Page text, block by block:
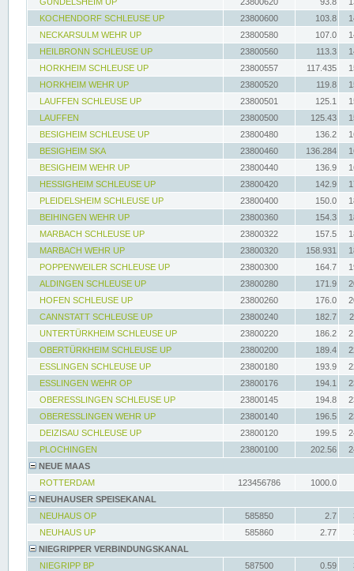
KOCHENDORF SCHLEUSE UP
23800600 103.8
NECKARSULM WEHR UP
23800580 107.0
HEILBRONN SCHLEUSE UP
23800560 113.3
HORKHEIM SCHLEUSE UP
23800557 117.435
HORKHEIM WEHR UP
23800520 119.8
LAUFFEN SCHLEUSE UP
23800501 125.1
LAUFFEN
23800500 125.43
BESIGHEIM SCHLEUSE UP
23800480 136.2
BESIGHEIM SKA
23800460 136.284
BESIGHEIM WEHR UP
23800440 136.9
HESSIGHEIM SCHLEUSE UP
23800420 142.9
PLEIDELSHEIM SCHLEUSE UP
23800400 150.0
BEIHINGEN WEHR UP
23800360 154.3
MARBACH SCHLEUSE UP
23800322 157.5
MARBACH WEHR UP
23800320 158.931
POPPENWEILER SCHLEUSE UP
23800300 164.7
ALDINGEN SCHLEUSE UP
23800280 171.9
HOFEN SCHLEUSE UP
23800260 176.0
CANNSTATT SCHLEUSE UP
23800240 182.7
UNTERTÜRKHEIM SCHLEUSE UP
23800220 186.2
OBERTÜRKHEIM SCHLEUSE UP
23800200 189.4
ESSLINGEN SCHLEUSE UP
23800180 193.9
ESSLINGEN WEHR OP
23800176 194.1
OBERESSLINGEN SCHLEUSE UP
23800145 194.8
OBERESSLINGEN WEHR UP
23800140 196.5
DEIZISAU SCHLEUSE UP
23800120 199.5
PLOCHINGEN
23800100 202.56
NEUE MAAS
ROTTERDAM
123456786
1000.0
NEUHAUSER SPEISEKANAL
NEUHAUS OP
585850 2.7
NEUHAUS UP
585860 2.77
NIEGRIPPER VERBINDUNGSKANAL
NIEGRIPP BP
587500 0.59